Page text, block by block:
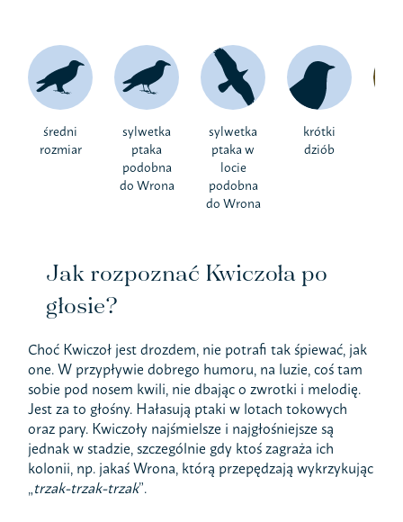
średni
rozmiar
sylwetka
ptaka
podobna
do Wrona
sylwetka
ptaka w
locie
podobna
do Wrona
krótki
dziób
Jak rozpoznać Kwiczoła po
głosie?
Choć Kwiczoł jest drozdem, nie potrafi tak śpiewać, jak
one. W przypływie dobrego humoru, na luzie, coś tam
sobie pod nosem kwili, nie dbając o zwrotki i melodię.
Jest za to głośny. Hałasują ptaki w lotach tokowych
oraz pary. Kwiczoły najśmielsze i najgłośniejsze są
jednak w stadzie, szczególnie gdy ktoś zagraża ich
kolonii, np. jakaś Wrona, którą przepędzają wykrzykując
trzak-trzak-trzak”.